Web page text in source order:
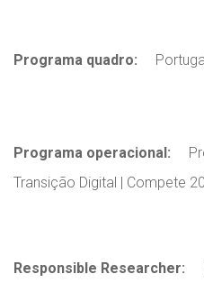
Programa quadro:
Programa operacional:
Transição Digital | Compete
Responsible Researcher: